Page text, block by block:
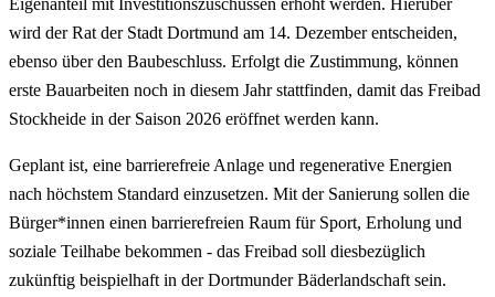
wird der Rat der Stadt Dortmund am 14. Dezember entscheiden,
ebenso über den Baubeschluss. Erfolgt die Zustimmung, können
erste Bauarbeiten noch in diesem Jahr stattfinden, damit das Freibad
Stockheide in der Saison 2026 eröffnet werden kann.
Geplant ist, eine barrierefreie Anlage und regenerative Energien
nach höchstem Standard einzusetzen. Mit der Sanierung sollen die
Bürger*innen einen barrierefreien Raum für Sport, Erholung und
soziale Teilhabe bekommen - das Freibad soll diesbezüglich
zukünftig beispielhaft in der Dortmunder Bäderlandschaft sein.